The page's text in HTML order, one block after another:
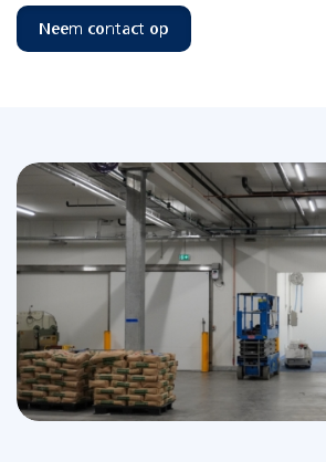
Neem contact op